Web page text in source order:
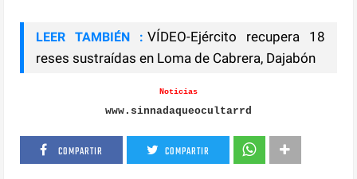
LEER TAMBIÉN : VÍDEO-Ejército recupera 18
reses sustraídas en Loma de Cabrera, Dajabón
Noticias
www.sinnadaqueocultarrd
COMPARTIR COMPARTIR